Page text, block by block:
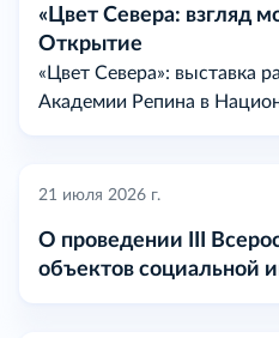
«Цвет Севера: взгляд
Открытие
«Цвет Севера»: выставка
Академии Репина в
21 июля 2026 г.
О проведении III
объектов социальной